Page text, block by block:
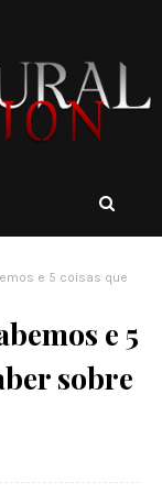
e 5 coisas que
e 5
sobre